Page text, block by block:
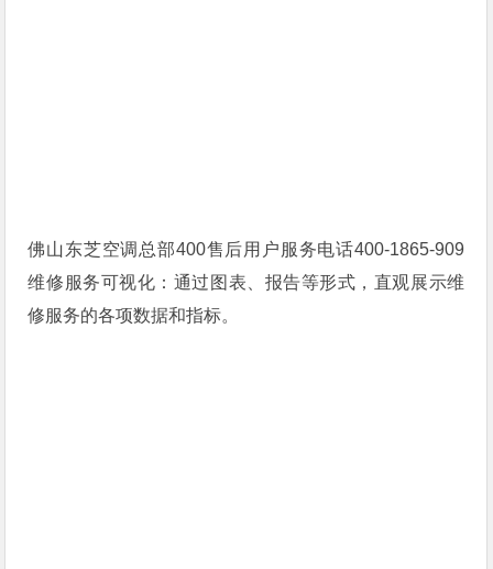
佛山东芝空调总部400售后用户服务电话400-1865-909
维修服务可视化：通过图表、报告等形式，直观展示维
修服务的各项数据和指标。